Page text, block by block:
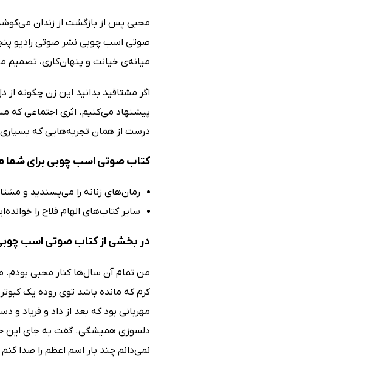
محبی پس از بازگشت از زندان می‌کوشد
صوتی اسب چوبی نشر صوتی رادیو
میانه‌ی خیانت و پنهان‌کاری، تصمیم
اگر مشتاقید بدانید این زن چگونه از
پیشنهاد می‌کنیم. اثری اجتماعی که
درست از همان تجربه‌هایی که بسیاری
کتاب صوتی اسب چوبی برای شما
رمان‌های زنانه را می‌پسندید و
سایر کتاب‌های الهام فلاح را
در بخشی از کتاب صوتی اسب
من تمام آن سال‌ها کنار محبى
کرم که مانده باشد توى روده یک
مهربانى بود که بعد از داد و فریاد و
دلسوزى همیشگى. گفت به جاى این
نمى‌دانم چند بار اسم اعظم را صدا